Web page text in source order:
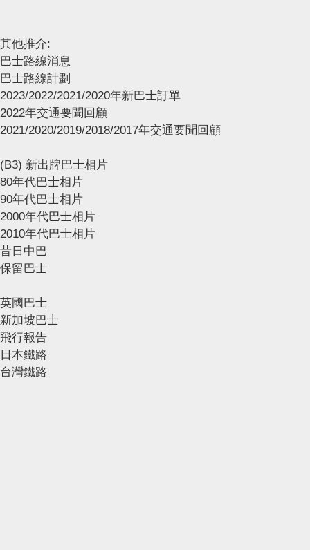
其他推介:
巴士路線消息
巴士路線計劃
2023/2022/2021/2020年新巴士訂單
2022年交通要聞回顧
2021/2020/2019/2018/2017年交通要聞回顧
(B3) 新出牌巴士相片
80年代巴士相片
90年代巴士相片
2000年代巴士相片
2010年代巴士相片
昔日中巴
保留巴士
英國巴士
新加坡巴士
飛行報告
日本鐵路
台灣鐵路